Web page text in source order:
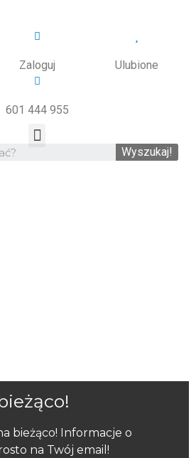
Zaloguj Ulubione
601 444 955
Wyszukaj!
bieżąco! Informacje o
na Twój email!